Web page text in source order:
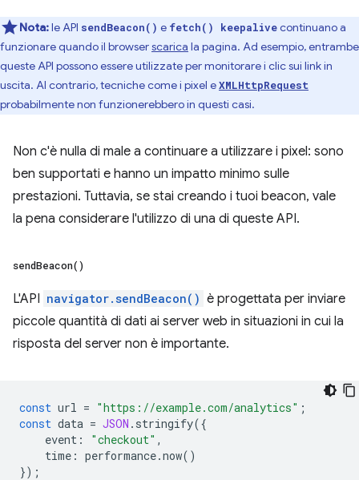
Nota:le API sendBeacon() e fetch() keepalivecontinuano a
funzionare quando il browserscarica la pagina. Ad esempio, entrambe
queste API possono essere utilizzate per monitorare i clic sui link in
uscita. Al contrario, tecniche come i pixel eXMLHttpRequest
probabilmente non funzionerebbero in questi casi.
Non c'è nulla di male a continuare a utilizzare i pixel: sono
ben supportati e hanno un impatto minimo sulle
prestazioni. Tuttavia, se stai creando i tuoi beacon, vale
la pena considerare l'utilizzo di una di queste API.
sendBeacon()
L'API navigator.sendBeacon() è progettata per inviare
piccole quantità di dati ai server web in situazioni in cui la
risposta del server non è importante.
const url = "https://example.com/analytics" ;
const data = JSON . stringify({
event : "checkout" ,
time : performance.now()
});